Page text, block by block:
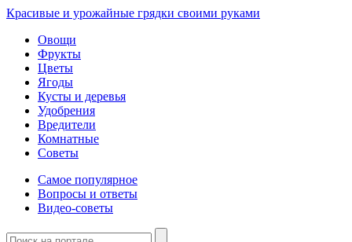
Красивые и урожайные грядки своими руками
Овощи
Фрукты
Цветы
Ягоды
Кусты и деревья
Удобрения
Вредители
Комнатные
Советы
Самое популярное
Вопросы и ответы
Видео-советы